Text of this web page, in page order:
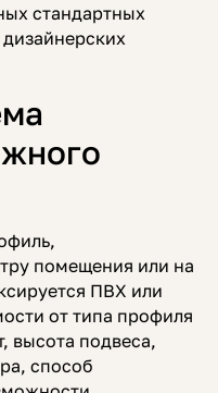
стандартных
помещения или на
ПВХ или
от типа профиля
высота подвеса,
способ